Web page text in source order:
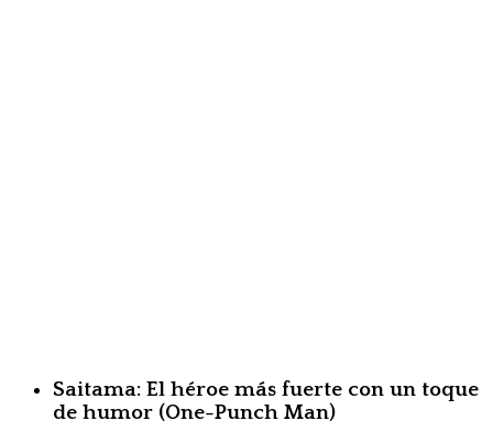
Saitama: El héroe más fuerte con un toque
de humor (One-Punch Man)